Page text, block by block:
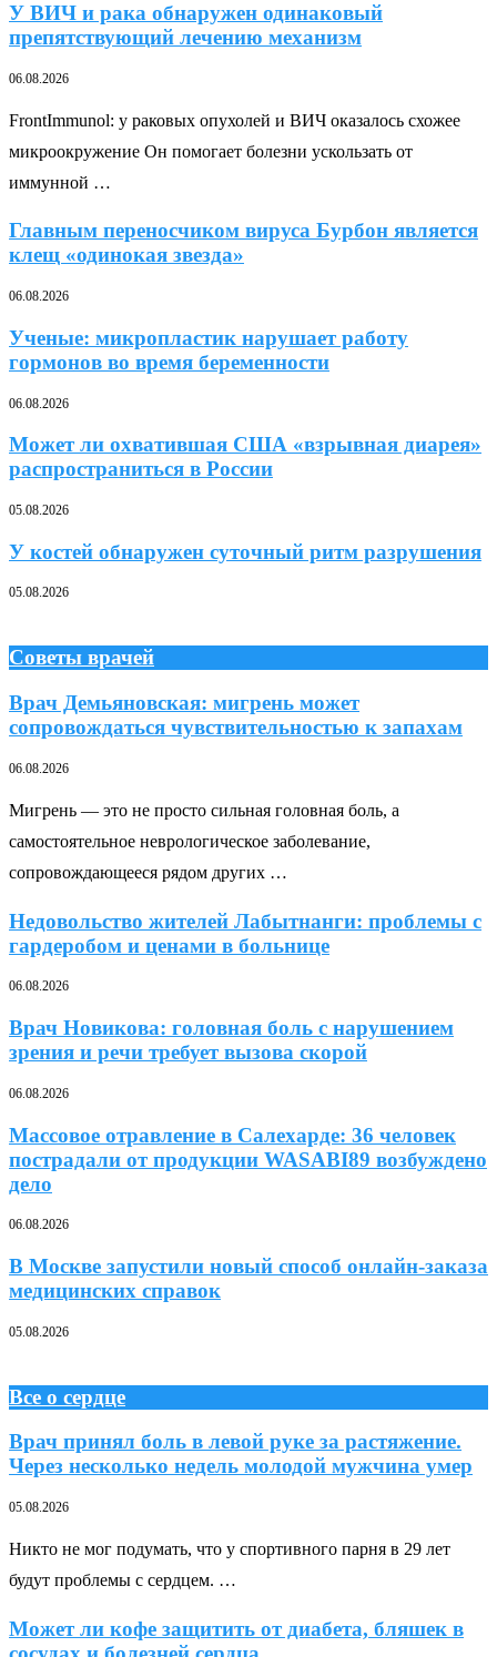
У ВИЧ и рака обнаружен одинаковый
препятствующий лечению механизм
06.08.2026
FrontImmunol: у раковых опухолей и ВИЧ оказалось схожее
микроокружение Он помогает болезни ускользать от
иммунной …
Главным переносчиком вируса Бурбон является
клещ «одинокая звезда»
06.08.2026
Ученые: микропластик нарушает работу
гормонов во время беременности
06.08.2026
Может ли охватившая США «взрывная диарея»
распространиться в России
05.08.2026
У костей обнаружен суточный ритм разрушения
05.08.2026
Советы врачей
Врач Демьяновская: мигрень может
сопровождаться чувствительностью к запахам
06.08.2026
Мигрень — это не просто сильная головная боль, а
самостоятельное неврологическое заболевание,
сопровождающееся рядом других …
Недовольство жителей Лабытнанги: проблемы с
гардеробом и ценами в больнице
06.08.2026
Врач Новикова: головная боль с нарушением
зрения и речи требует вызова скорой
06.08.2026
Массовое отравление в Салехарде: 36 человек
пострадали от продукции WASABI89 возбуждено
дело
06.08.2026
В Москве запустили новый способ онлайн-заказа
медицинских справок
05.08.2026
Все о сердце
Врач принял боль в левой руке за растяжение.
Через несколько недель молодой мужчина умер
05.08.2026
Никто не мог подумать, что у спортивного парня в 29 лет
будут проблемы с сердцем. …
Может ли кофе защитить от диабета, бляшек в